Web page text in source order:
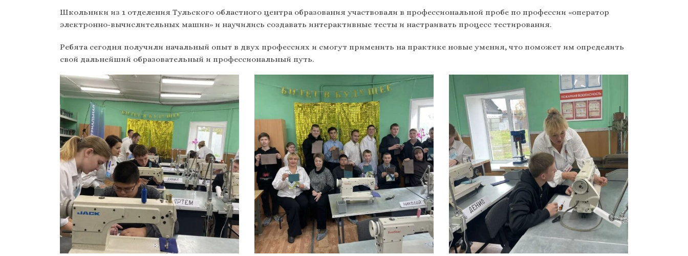
Школьники из 1 отделения Тульского областного центра образования участвовали в профессиональной пробе по профессии «оператор
электронно-вычислительных машин» и научились создавать интерактивные тесты и настраивать процесс тестирования.
Ребята сегодня получили начальный опыт в двух профессиях и смогут применить на практике новые умения, что поможет им определить
свой дальнейший образовательный и профессиональный путь.